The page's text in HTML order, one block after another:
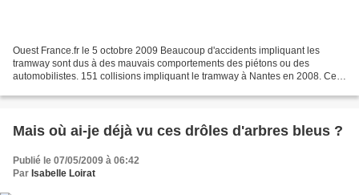
Ouest France.fr le 5 octobre 2009 Beaucoup d'accidents impliquant les
tramway sont dus à des mauvais comportements des piétons ou des
automobilistes. 151 collisions impliquant le tramway à Nantes en 2008. Ce
Mais où ai-je déjà vu ces drôles d'arbres bleus ?
Publié le 07/05/2009 à 06:42
Par Isabelle Loirat